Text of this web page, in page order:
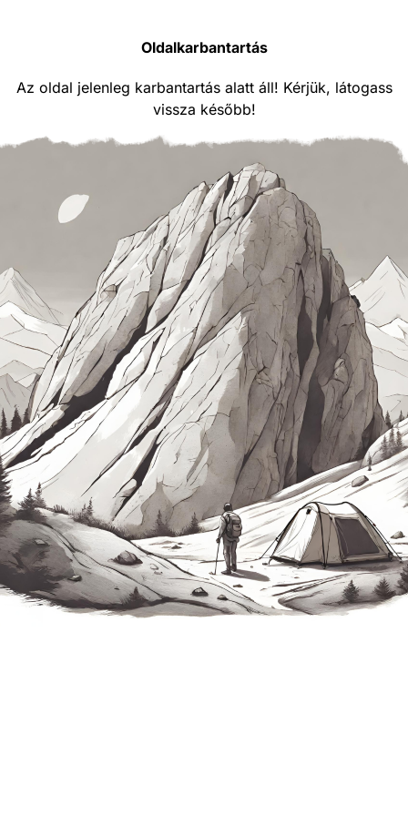
Oldalkarbantartás
Az oldal jelenleg karbantartás alatt áll! Kérjük, látogass
vissza később!